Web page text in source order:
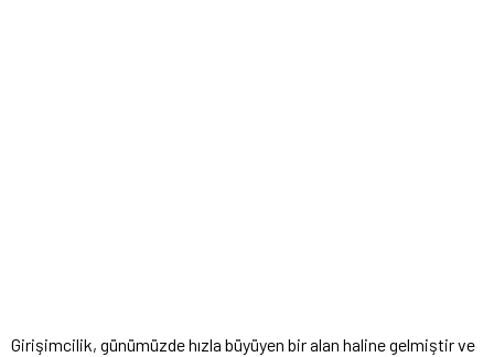
Girişimcilik, günümüzde hızla büyüyen bir alan haline gelmiştir ve